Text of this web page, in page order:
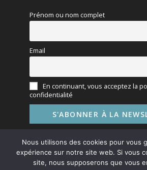
Prénom ou nom complet
Email
En continuant, vous acceptez la
confidentialité
Nous utilisons des cookies pour vous
expérience sur notre site web. Si vous
site, nous supposerons que vous